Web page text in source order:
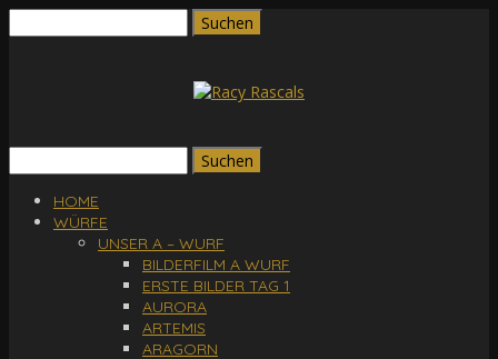
nach:
nach:
HOME
WÜRFE
UNSER A – WURF
BILDERFILM A WURF
ERSTE BILDER TAG 1
AURORA
ARTEMIS
ARAGORN